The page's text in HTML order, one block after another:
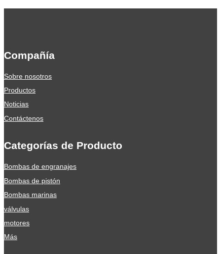
Compañía
Sobre nosotros
Productos
Noticias
Contáctenos
Categorías de Producto
Bombas de engranajes
Bombas de pistón
Bombas marinas
válvulas
motores
Más